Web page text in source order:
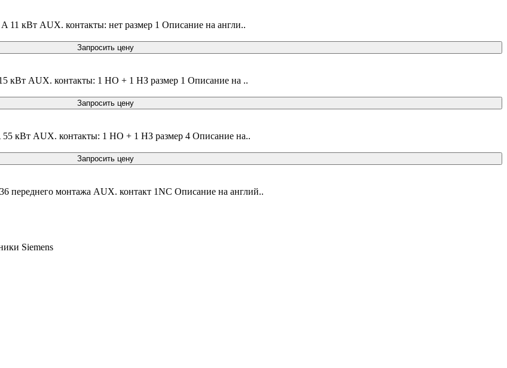
11 кВт AUX. контакты: нет размер 1 Описание на англи..
Запросить цену
кВт AUX. контакты: 1 НО + 1 НЗ размер 1 Описание на ..
Запросить цену
кВт AUX. контакты: 1 НО + 1 НЗ размер 4 Описание на..
Запросить цену
переднего монтажа AUX. контакт 1NC Описание на англий..
Siemens